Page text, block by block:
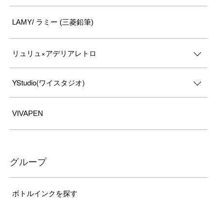
LAMY/ ラミー (三菱鉛筆)
リュリュ×アデリアレトロ
YStudio(ワイスタジオ)
VIVAPEN
グループ
ボトルインクを探す